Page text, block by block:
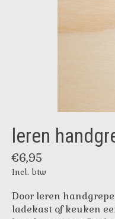
leren
€6,95
Incl. btw
Door leren
ladekast of keuken